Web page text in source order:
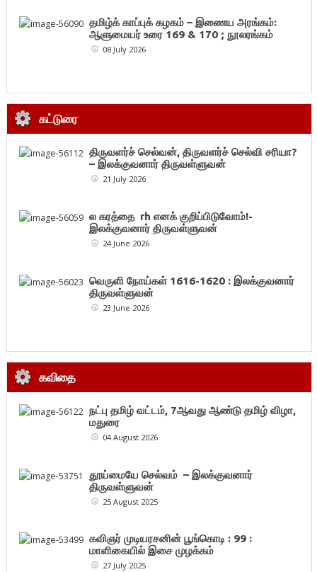
தமிழ்க் காப்புக் கழகம் – இணைய அரங்கம்:
ஆளுமையர் உரை 169 & 170 ; நூலரங்கம்
08 July 2026
கட்டுரை
திருவளர்ச் செல்வன், திருவளர்ச் செல்வி சரியா?
– இலக்குவனார் திருவள்ளுவன்
21 July 2026
ல கரத்தை rh எனக் குறிப்பிடுவோம்!-
இலக்குவனார் திருவள்ளுவன்
24 June 2026
வெருளி நோய்கள் 1616-1620 : இலக்குவனார்
திருவள்ளுவன்
23 June 2026
கவிதை
நட்பு தமிழ் வட்டம், 7ஆவது ஆண்டு தமிழ் விழா,
மதுரை
04 August 2026
தூய்மையே செல்வம் – இலக்குவனார்
திருவள்ளுவன்
25 August 2025
கவிஞர் முடியரசனின் பூங்கொடி : 99 :
மாளிகையில் இசை முழக்கம்
27 July 2025